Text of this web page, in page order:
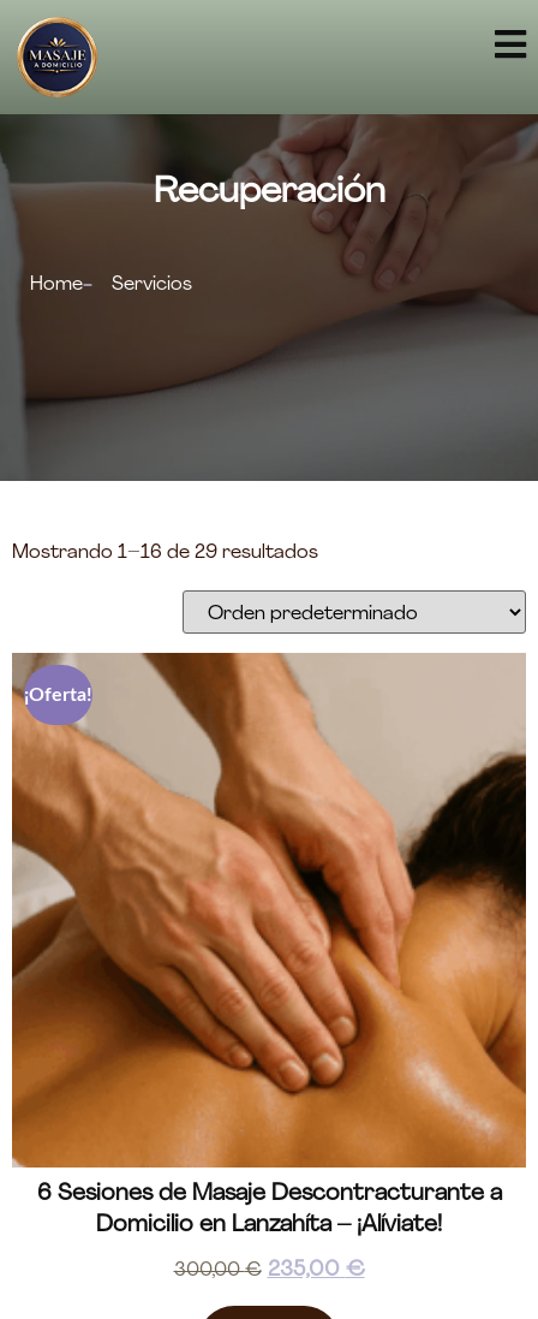
Recuperación
Home Servicios
Mostrando 1–16 de 29 resultados
¡Oferta!
6 Sesiones de Masaje Descontracturante a
Domicilio en Lanzahíta – ¡Alíviate!
300,00€ 235,00 €